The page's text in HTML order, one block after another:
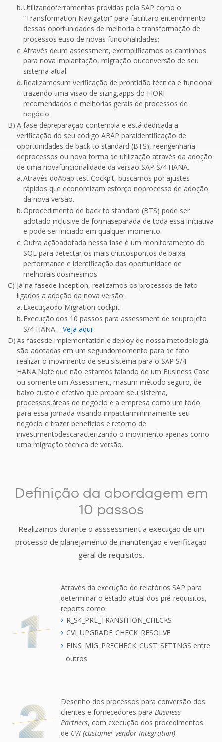
b.Utilizandoferramentas providas pela SAP como o
“Transformation Navigator” para facilitaro entendimento
dessas oportunidades de melhoria e transformação de
processos euso de novas funcionalidades;
c. Através deum assessment, exemplificamos os caminhos
para nova implantação, migração ouconversão de seu
sistema atual.
d. Realizamosum verificação de prontidão técnica e funcional
trazendo uma visão de sizing,apps do FIORI
recomendados e melhorias gerais de processos de
negócio.
B) A fase depreparação contempla e está dedicada a
verificação do seu código ABAP paraidentificação de
oportunidades de back to standard (BTS), reengenharia
deprocessos ou nova forma de utilização através da adoção
de uma novafuncionalidade da versão SAP S/4 HANA.
a.Através doAbap test Cockpit, buscamos por ajustes
rápidos que economizam esforço noprocesso de adoção
da nova versão.
b.Oprocedimento de back to standard (BTS) pode ser
adotado inclusive de formaseparada de toda essa iniciativa
e pode ser iniciado em qualquer momento.
c. Outra açãoadotada nessa fase é um monitoramento do
SQL para detectar os mais críticospontos de baixa
performance e identificação das oportunidade de
melhorais dosmesmos.
C) Já na fasede Inception, realizamos os processos de fato
ligados a adoção da nova versão:
a. Execuçãodo Migration cockpit
b. Execução dos 10 passos para assessment de seuprojeto
S/4 HANA – Veja aqui
D)As fasesde implementation e deploy de nossa metodologia
são adotadas em um segundomomento para de fato
realizar o movimento de seu sistema para o SAP S/4
HANA.Note que não estamos falando de um Business Case
ou somente um Assessment, masum método seguro, de
baixo custo e efetivo que prepare seu sistema,
processos,áreas de negócio e a empresa como um todo
para essa jornada visando impactarminimamente seu
negócio e trazer benefícios e retorno de
investimentodescaracterizando o movimento apenas como
uma migração técnica de versão.
Definição da abordagem em
10 passos
Realizamos durante o asssessment a execução de um
processo de planejamento de manutenção e verificação
geral de requisitos.
Através da execução de relatórios SAP para
determinar o estado atual dos pré-requisitos,
reports como:
R_S4_PRE_TRANSITION_CHECKS
CVI_UPGRADE_CHECK_RESOLVE
FINS_MIG_PRECHECK_CUST_SETTNGS entre
outros
Desenho dos processos para conversão dos
clientes e fornecedores para Business
Partners, com execução dos procedimentos
de CVI (customer vendor Integration)